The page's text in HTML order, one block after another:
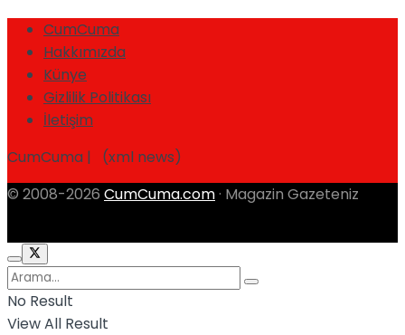
CumCuma
Hakkımızda
Künye
Gizlilik Politikası
İletişim
CumCuma | (xml news)
© 2008-2026 CumCuma.com · Magazin Gazeteniz
No Result
View All Result